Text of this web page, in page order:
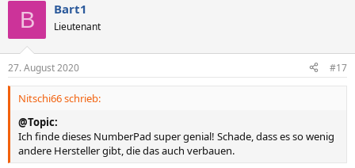
e
n
B Bart1
Lieutenant
27. August 2020 #17
Nitschi66 schrieb:
@Topic:
Ich finde dieses NumberPad super genial! Schade, dass es so wenig
andere Hersteller gibt, die das auch verbauen.